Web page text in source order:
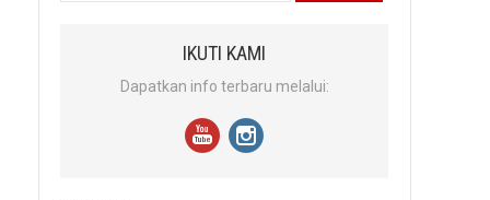
IKUTI KAMI
Dapatkan info terbaru melalui: